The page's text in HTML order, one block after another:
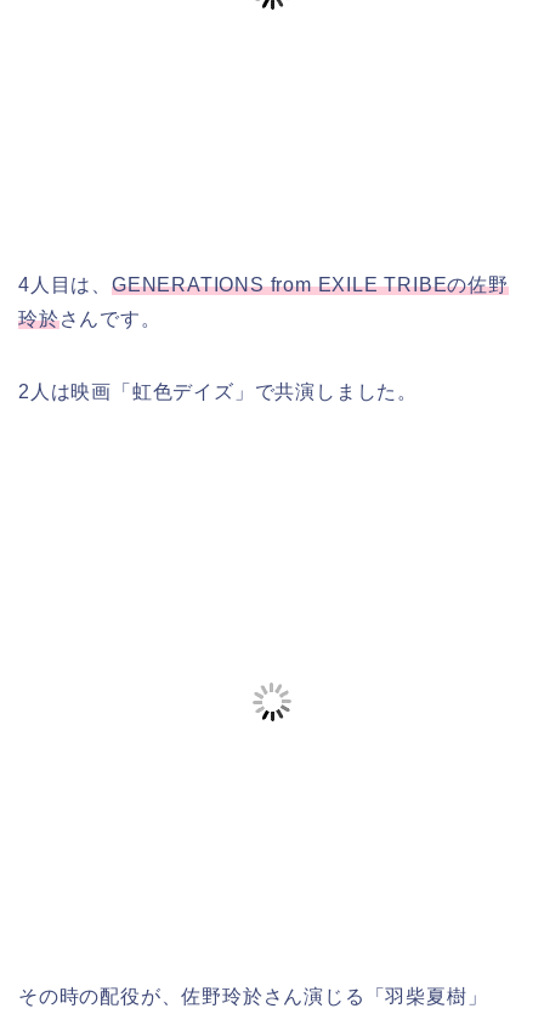
4人目は、 GENERATIONS from EXILE TRIBEの佐野
玲於さんです。
2人は映画「虹色デイズ」で共演しました。
その時の配役が、佐野玲於さん演じる「羽柴夏樹」